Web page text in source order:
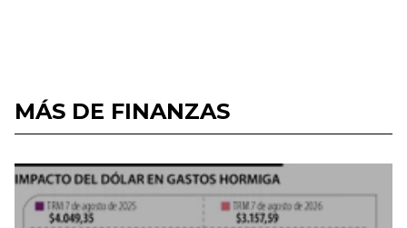
MÁS DE FINANZAS